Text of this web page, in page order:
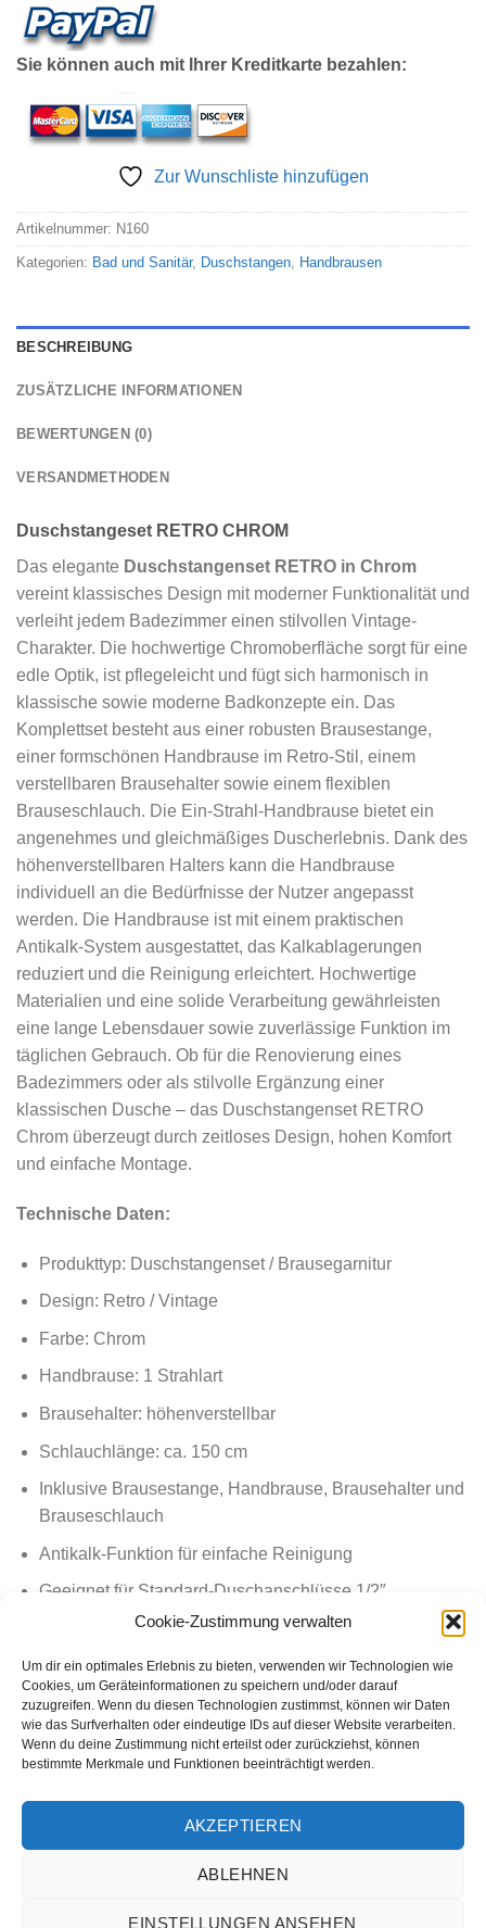
Cookie-Zustimmung verwalten
Um dir ein optimales Erlebnis zu bieten, verwenden wir Technologien wie
Cookies, um Geräteinformationen zu speichern und/oder darauf
zuzugreifen. Wenn du diesen Technologien zustimmst, können wir Daten
wie das Surfverhalten oder eindeutige IDs auf dieser Website verarbeiten.
Wenn du deine Zustimmung nicht erteilst oder zurückziehst, können
bestimmte Merkmale und Funktionen beeinträchtigt werden.
AKZEPTIEREN
ABLEHNEN
EINSTELLUNGEN ANSEHEN
Sie können auch mit Ihrer Kreditkarte bezahlen:
Zur Wunschliste hinzufügen
Artikelnummer: N160
Kategorien: Bad und Sanitär, Duschstangen, Handbrausen
BESCHREIBUNG
ZUSÄTZLICHE INFORMATIONEN
BEWERTUNGEN (0)
VERSANDMETHODEN
Duschstangeset RETRO CHROM
Das elegante Duschstangenset RETRO in Chrom
vereint klassisches Design mit moderner Funktionalität und
verleiht jedem Badezimmer einen stilvollen Vintage-
Charakter. Die hochwertige Chromoberfläche sorgt für eine
edle Optik, ist pflegeleicht und fügt sich harmonisch in
klassische sowie moderne Badkonzepte ein. Das
Komplettset besteht aus einer robusten Brausestange,
einer formschönen Handbrause im Retro-Stil, einem
verstellbaren Brausehalter sowie einem flexiblen
Brauseschlauch. Die Ein-Strahl-Handbrause bietet ein
angenehmes und gleichmäßiges Duscherlebnis. Dank des
höhenverstellbaren Halters kann die Handbrause
individuell an die Bedürfnisse der Nutzer angepasst
werden. Die Handbrause ist mit einem praktischen
Antikalk-System ausgestattet, das Kalkablagerungen
reduziert und die Reinigung erleichtert. Hochwertige
Materialien und eine solide Verarbeitung gewährleisten
eine lange Lebensdauer sowie zuverlässige Funktion im
täglichen Gebrauch. Ob für die Renovierung eines
Badezimmers oder als stilvolle Ergänzung einer
klassischen Dusche – das Duschstangenset RETRO
Chrom überzeugt durch zeitloses Design, hohen Komfort
und einfache Montage.
Technische Daten:
Produkttyp: Duschstangenset / Brausegarnitur
Design: Retro / Vintage
Farbe: Chrom
Handbrause: 1 Strahlart
Brausehalter: höhenverstellbar
Schlauchlänge: ca. 150 cm
Inklusive Brausestange, Handbrause, Brausehalter und
Brauseschlauch
Antikalk-Funktion für einfache Reinigung
Geeignet für Standard-Duschanschlüsse 1/2″
DATENSCHUTZBELEHRUNG